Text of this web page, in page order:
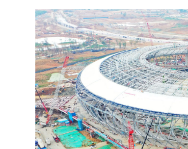
传真机
公示